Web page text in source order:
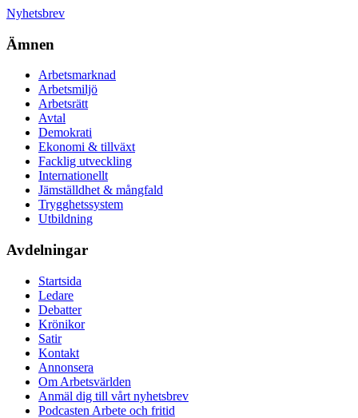
Nyhetsbrev
Ämnen
Arbetsmarknad
Arbetsmiljö
Arbetsrätt
Avtal
Demokrati
Ekonomi & tillväxt
Facklig utveckling
Internationellt
Jämställdhet & mångfald
Trygghetssystem
Utbildning
Avdelningar
Startsida
Ledare
Debatter
Krönikor
Satir
Kontakt
Annonsera
Om Arbetsvärlden
Anmäl dig till vårt nyhetsbrev
Podcasten Arbete och fritid